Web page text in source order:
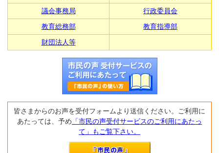
議会事務局
行政委員会
教育総務部
教育指導部
財団法人等
皆さまからのお声を受付フォームより送信ください。ご利用に
あたっては、予め 「市民の声受付サービスのご利用にあたっ
て」もご覧下さい。